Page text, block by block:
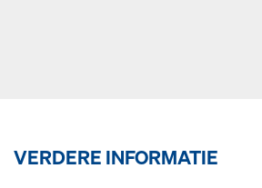
VERDERE INFORMATIE